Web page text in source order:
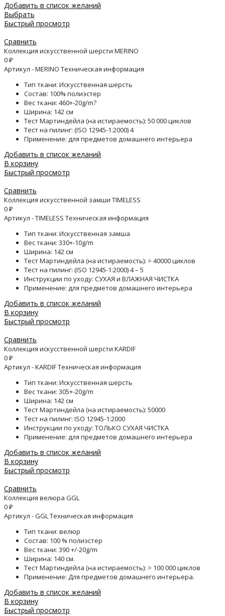
Добавить в список желаний
Выбрать
Быстрый просмотр
Сравнить
Коллекция искусственной шерсти MERINO
0₽
Артикул - MERINO Техническая информация
Тип ткани: Искусственная шерсть
Состав: 100% полиэстер
Вес ткани: 460+-20g/m?
Ширина: 142 см
Тест Мартиндейла (на истираемость): 50 000 циклов
Тест на пилинг: (ISO 12945-1:2000) 4
Применение: для предметов домашнего интерьера
Добавить в список желаний
В корзину
Быстрый просмотр
Сравнить
Коллекция искусственной замши TIMELESS
0₽
Артикул - TIMELESS Техническая информация
Тип ткани: Искусственная замша
Вес ткани: 330+-10g/m
Ширина: 142 см
Тест Мартиндейла (на истираемость): > 40000 циклов
Тест на пилинг: (ISO 12945-1:2000) 4 – 5
Инструкции по уходу: СУХАЯ и ВЛАЖНАЯ ЧИСТКА
Применение: для предметов домашнего интерьера
Добавить в список желаний
В корзину
Быстрый просмотр
Сравнить
Коллекция искусственной шерсти KARDIF
0₽
Артикул - KARDIF Техническая информация
Тип ткани: Искусственная шерсть
Вес ткани: 305+-20g/m
Ширина: 142 см
Тест Мартиндейла (на истираемость): 50000
Тест на пилинг: ISO 12945-1:2000
Инструкции по уходу: ТОЛЬКО СУХАЯ ЧИСТКА
Применение: для предметов домашнего интерьера
Добавить в список желаний
В корзину
Быстрый просмотр
Сравнить
Коллекция велюра GGL
0₽
Артикул - GGL Техническая информация
Тип ткани: велюр
Состав: 100 % полиэстер
Вес ткани: 390 +/-20g/m
Ширина: 140 см.
Тест Мартиндейла (на истираемость): > 100 000 циклов
Применение: Для предметов домашнего интерьера.
Добавить в список желаний
В корзину
Быстрый просмотр